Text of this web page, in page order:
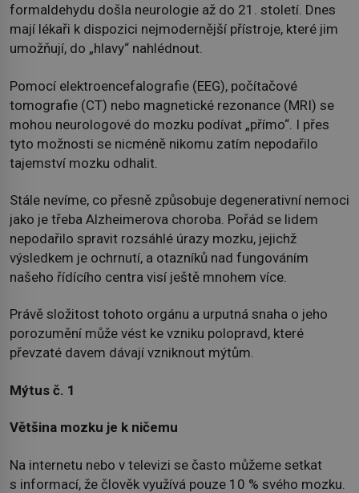
formaldehydu došla neurologie až do 21. století. Dnes
mají lékaři k dispozici nejmodernější přístroje, které jim
umožňují, do „hlavy“ nahlédnout.
Pomocí elektroencefalografie (EEG), počítačové
tomografie (CT) nebo magnetické rezonance (MRI) se
mohou neurologové do mozku podívat „přímo“. I přes
tyto možnosti se nicméně nikomu zatím nepodařilo
tajemství mozku odhalit.
Stále nevíme, co přesně způsobuje degenerativní nemoci
jako je třeba Alzheimerova choroba. Pořád se lidem
nepodařilo spravit rozsáhlé úrazy mozku, jejichž
výsledkem je ochrnutí, a otazníků nad fungováním
našeho řídícího centra visí ještě mnohem více.
Právě složitost tohoto orgánu a urputná snaha o jeho
porozumění může vést ke vzniku polopravd, které
převzaté davem dávají vzniknout mýtům.
Mýtus č. 1
Většina mozku je k ničemu
Na internetu nebo v televizi se často můžeme setkat
s informací, že člověk využívá pouze 10 % svého mozku.